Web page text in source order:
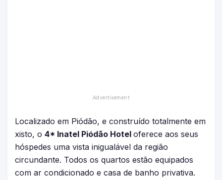
Localizado em Piódão, e construído totalmente em
xisto, o 4* Inatel Piódão Hotel oferece aos seus
hóspedes uma vista inigualável da região
circundante. Todos os quartos estão equipados
com ar condicionado e casa de banho privativa.